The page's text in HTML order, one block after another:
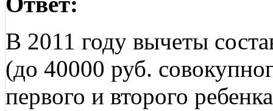
В 2011 году вычеты
(до 40000 руб.
первого и второго